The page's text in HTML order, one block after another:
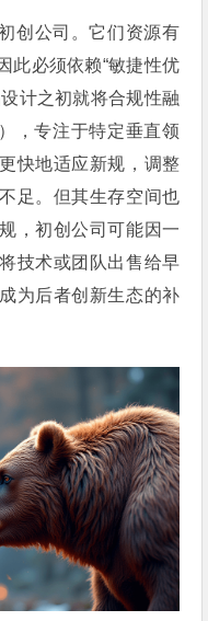
创公司。它们资源有
此必须依赖“敏捷性优
计之初就将合规性融
，专注于特定垂直领
快地适应新规，调整
足。但其生存空间也
，初创公司可能因一
技术或团队出售给早
为后者创新生态的补